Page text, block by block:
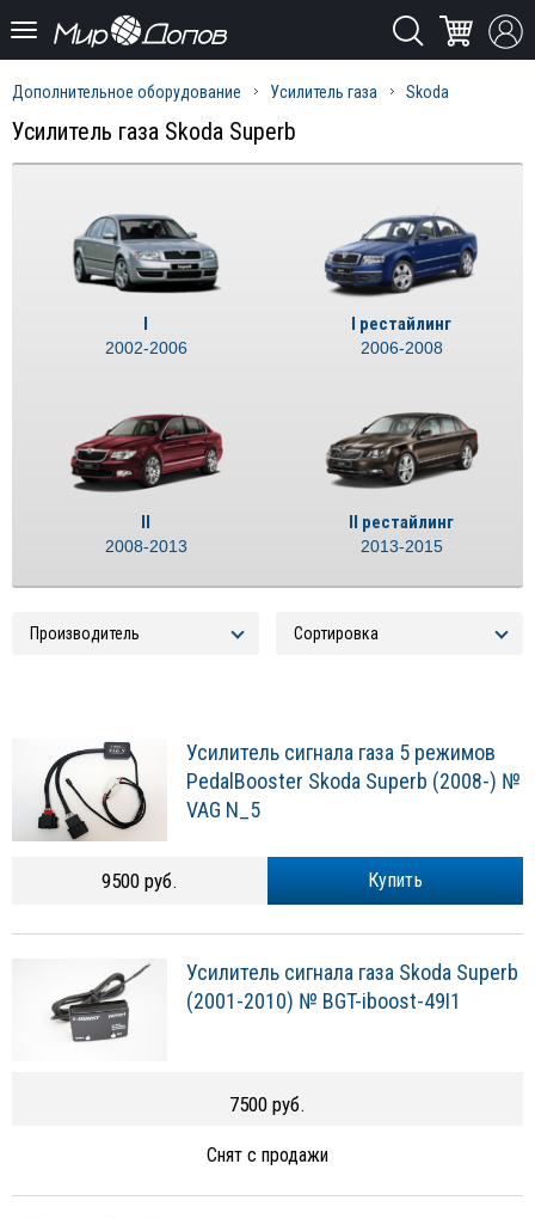
Дополнительное оборудование Усилитель газа Skoda
Усилитель газа Skoda Superb
I
2002-2006
I рестайлинг
2006-2008
II
2008-2013
II рестайлинг
2013-2015
Усилитель сигнала газа 5 режимов
PedalBooster Skoda Superb (2008-) №
VAG N_5
Купить
9500 руб.
Усилитель сигнала газа Skoda Superb
(2001-2010) № BGT-iboost-49I1
7500 руб.
Снят с продажи